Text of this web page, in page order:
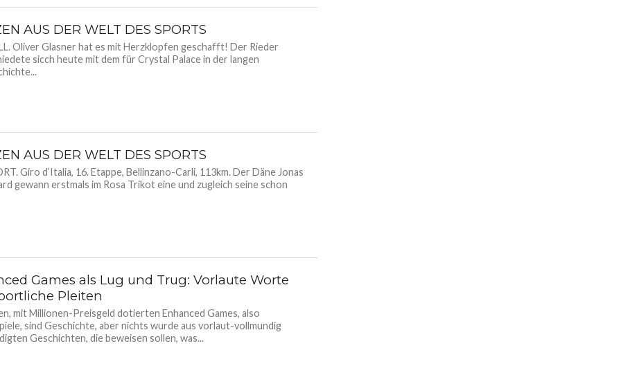
AUS DER WELT DES SPORTS
Oliver Glasner hat es mit Herzklopfen geschafft! Der Rieder
sicch heute mit dem für Crystal Palace in der langen
AUS DER WELT DES SPORTS
Giro d’Italia, 16. Etappe, Bellinzano-Carli, 113km. Der Däne Jonas
gewann erstmals im Rosa Trikot eine und zugleich seine schon
Games als Lug und Trug: Vorlaute Worte
Pleiten
mit Millionen-Preisgeld dotierten Enhanced Games, also
sind Geschichte, aber nichts wurde aus vorlaut-vollmundig
Geschichten, die beweisen sollen, was...